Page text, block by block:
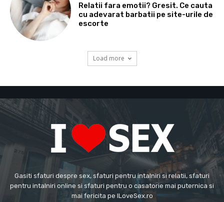
Relatii fara emotii? Gresit. Ce cauta
cu adevarat barbatii pe site-urile de
escorte
Load more
Gasiti sfaturi despre sex, sfaturi pentru intalniri si relatii, sfaturi
pentru intalniri online si sfaturi pentru o casatorie mai puternica si
mai fericita pe ILoveSex.ro